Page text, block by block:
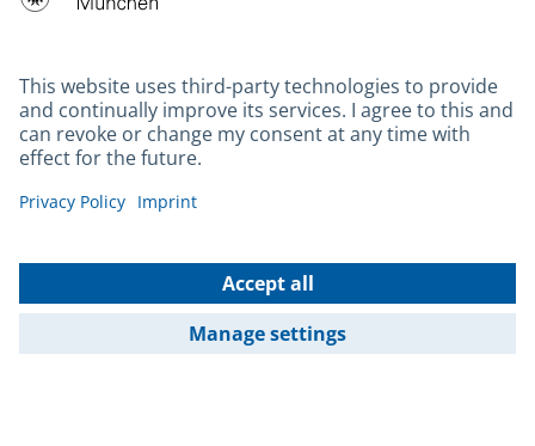
Contact
Barrierefreiheit
Leichte Sprache
Gebärdensprache
Kontakt